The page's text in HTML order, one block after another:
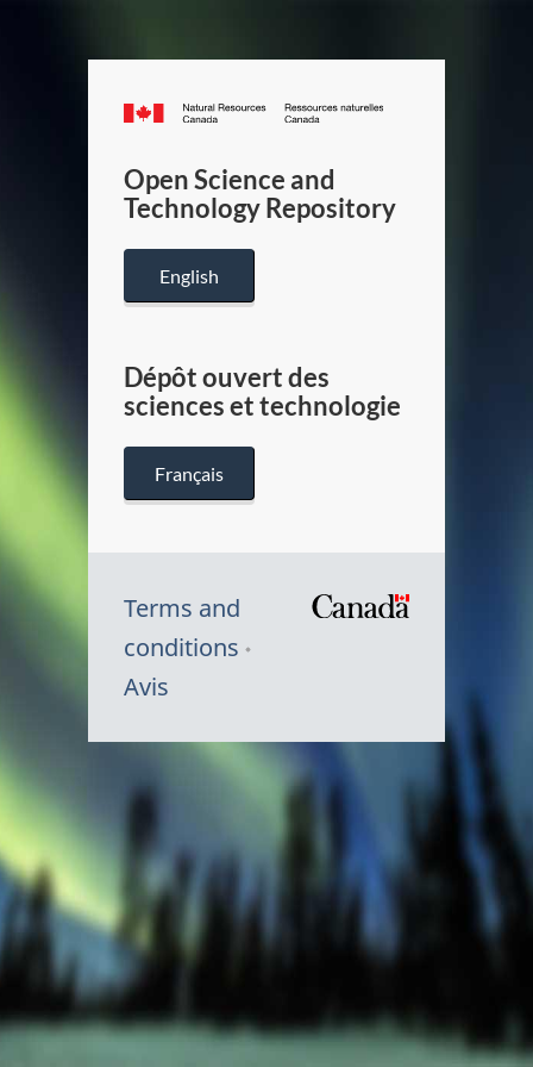
Canada.ca
/
Canada
Open Science and
Technology Repository
English
Dépôt ouvert des
sciences et technologie
Français
Terms and
conditions
Avis
Canada